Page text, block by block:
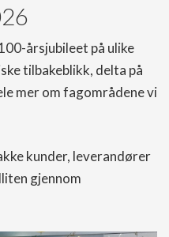
årsjubileet på ulike
tilbakeblikk, delta på
mer om fagområdene vi
kunder, leverandører
gjennom